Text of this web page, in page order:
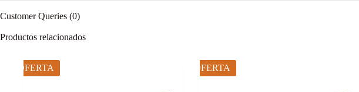
Customer Queries (0)
Productos relacionados
OFERTA OFERTA